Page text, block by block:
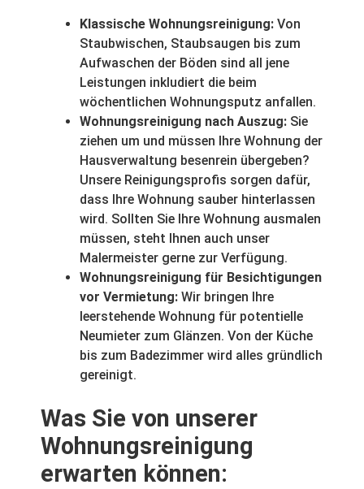
Klassische Wohnungsreinigung: Von
Staubwischen, Staubsaugen bis zum
Aufwaschen der Böden sind all jene
Leistungen inkludiert die beim
wöchentlichen Wohnungsputz anfallen.
Wohnungsreinigung nach Auszug: Sie
ziehen um und müssen Ihre Wohnung der
Hausverwaltung besenrein übergeben?
Unsere Reinigungsprofis sorgen dafür,
dass Ihre Wohnung sauber hinterlassen
wird. Sollten Sie Ihre Wohnung ausmalen
müssen, steht Ihnen auch unser
Malermeister gerne zur Verfügung.
Wohnungsreinigung für Besichtigungen
vor Vermietung: Wir bringen Ihre
leerstehende Wohnung für potentielle
Neumieter zum Glänzen. Von der Küche
bis zum Badezimmer wird alles gründlich
gereinigt.
Was Sie von unserer
Wohnungsreinigung
erwarten können: